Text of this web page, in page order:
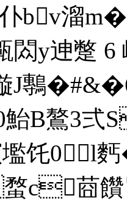
bv溜
y迧蹩 6
縼J鷒
B鷔3弍
壏饦0l
c莔